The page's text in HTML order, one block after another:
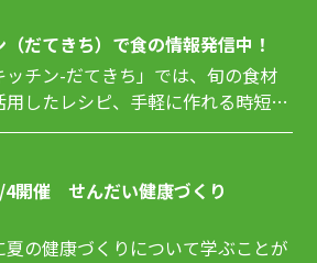
だてきち）で食の情報発信中！
ッチン-だてきち」では、旬の食材
したレシピ、手軽に作れる時短レ
様々な...
4開催 せんだい健康づくり
の健康づくりについて学ぶことが